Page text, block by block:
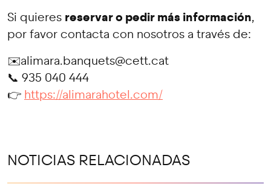
Si quieres reservar o pedir más información,
por favor contacta con nosotros a través de:
✉️alimara.banquets@cett.cat
📞 935 040 444
👉 https://alimarahotel.com/
NOTICIAS RELACIONADAS